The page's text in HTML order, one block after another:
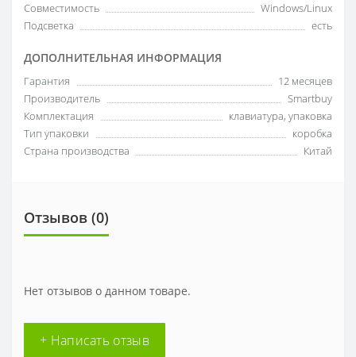
Совместимость
Windows/Linux
Подсветка
есть
ДОПОЛНИТЕЛЬНАЯ ИНФОРМАЦИЯ
Гарантия
12 месяцев
Производитель
Smartbuy
Комплектация
клавиатура, упаковка
Тип упаковки
коробка
Страна производства
Китай
Отзывов (0)
Нет отзывов о данном товаре.
+ Написать отзыв